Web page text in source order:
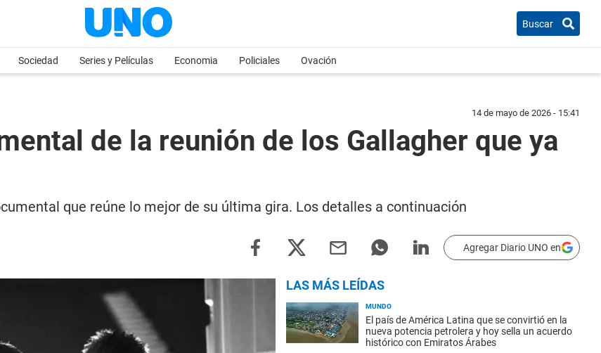
Buscar
Sociedad Series y Películas Economia Policiales Ovación
14 de mayo de 2026 - 15:41
de la reunión de los Gallagher que ya
que reúne lo mejor de su última gira. Los detalles a continuación
Agregar Diario UNO en
LAS MÁS LEÍDAS
MUNDO
El país de América Latina que se convirtió en la
nueva potencia petrolera y hoy sella un acuerdo
histórico con Emiratos Árabes